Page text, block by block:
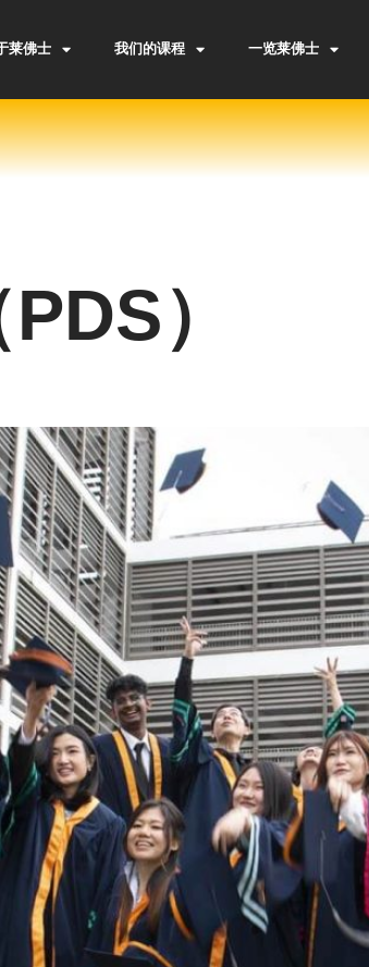
莱佛士 我们的课程 一览莱佛士
）